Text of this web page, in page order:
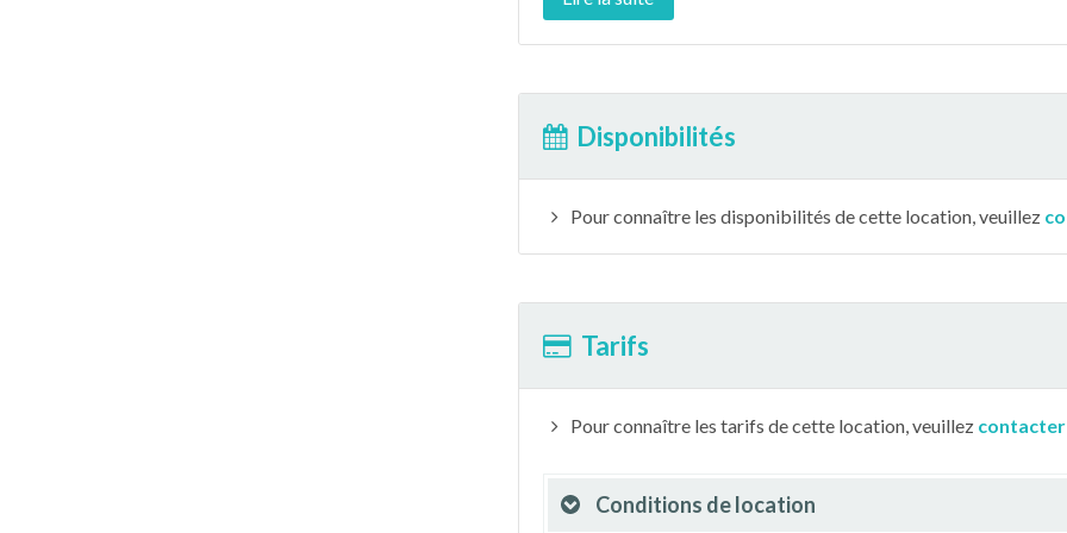
Disponibilités
Pour connaître les disponibilités de cette location, veuillez
Tarifs
Pour connaître les tarifs de cette location, veuillez
Conditions de location